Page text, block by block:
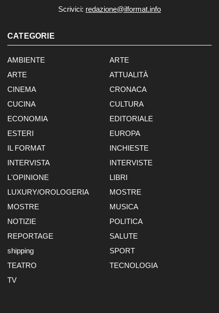
Scrivici: redazione@ilformat.info
CATEGORIE
AMBIENTE
ARTE
ARTE
ATTUALITÀ
CINEMA
CRONACA
CUCINA
CULTURA
ECONOMIA
EDITORIALE
ESTERI
EUROPA
IL FORMAT
INCHIESTE
INTERVISTA
INTERVISTE
L'OPINIONE
LIBRI
LUXURY/OROLOGERIA
MOSTRE
MOSTRE
MUSICA
NOTIZIE
POLITICA
REPORTAGE
SALUTE
shipping
SPORT
TEATRO
TECNOLOGIA
TV